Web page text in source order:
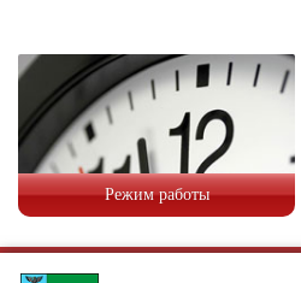
Режим работы